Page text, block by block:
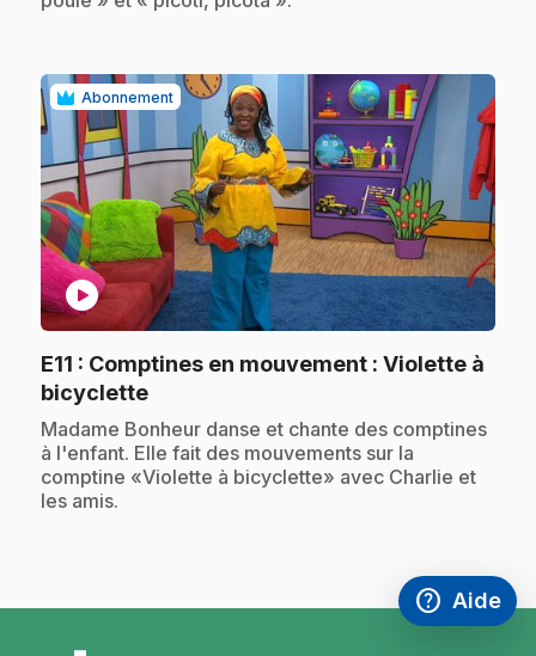
Abonnement
play_circle
E11 : Comptines en mouvement : Violette à
bicyclette.
.Madame Bonheur danse et chante des comptines
à l'enfant. Elle fait des mouvements sur la
comptine «Violette à bicyclette» avec Charlie et
les amis.
help
Accéder à
Aide
,Ce lien